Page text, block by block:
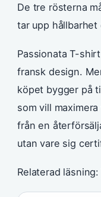
De tre rösterna
tar upp
Passionata T-
fransk design.
köpet bygger på
som vill
från en
utan vare sig
Relaterad läsning: